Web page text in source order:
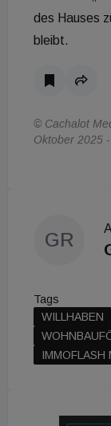
des Hauses
bleibt.
© Cachalot
Oktober 2025
GR
Tags
WILLHABEN
IMMOFLASH